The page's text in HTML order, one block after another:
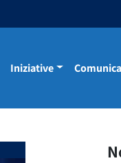
Iniziative